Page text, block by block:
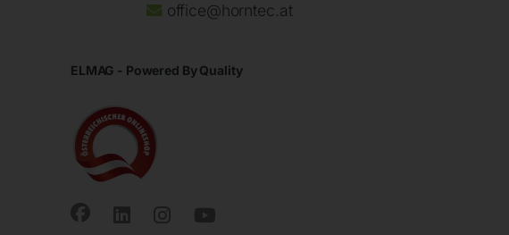
office@horntec.at
ELMAG - Powered By Quality